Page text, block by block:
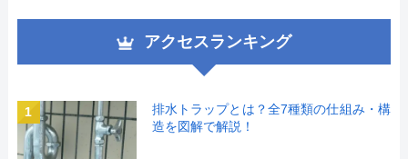
アクセスランキング
1
排水トラップとは？全7種類の仕組み・構
造を図解で解説！